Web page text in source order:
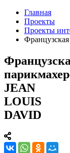
Главная
Проекты
Проекты
JEAN
LOUIS
DAVID